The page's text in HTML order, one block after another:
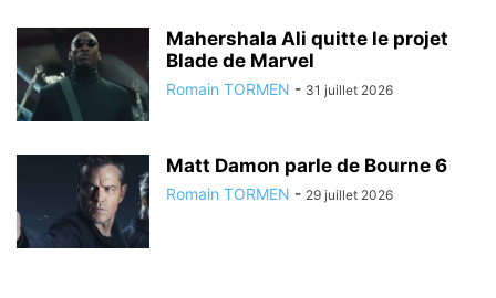
Mahershala Ali quitte le projet
Blade de Marvel
Romain TORMEN - 31 juillet 2026
Matt Damon parle de Bourne 6
Romain TORMEN - 29 juillet 2026